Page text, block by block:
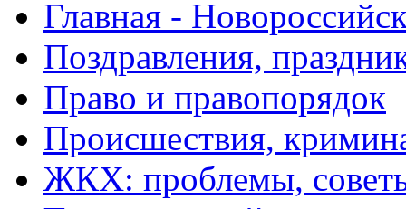
Главная -
Поздравления,
Право и правопорядок
Происшествия,
ЖКХ: проблемы,